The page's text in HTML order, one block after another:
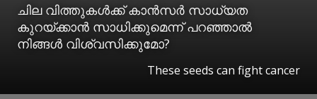
ചില വിത്തുകൾക്ക് കാൻസർ സാധ്യത
കുറയ്ക്കാൻ സാധിക്കുമെന്ന് പറഞ്ഞാൽ
നിങ്ങൾ വിശ്വസിക്കുമോ?
These seeds can fight cancer